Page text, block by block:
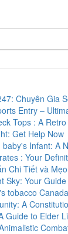
Chuyên Gia
Entry –
Tops : A
Get Help Now
Infant: A
: Your
Chi Tiết và
Sky: Your
tobacco Canada
A
Guide to Elder